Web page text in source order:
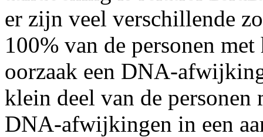
er zijn veel verschillende
100% van de personen
oorzaak een DNA-
klein deel van de
DNA-afwijkingen in een